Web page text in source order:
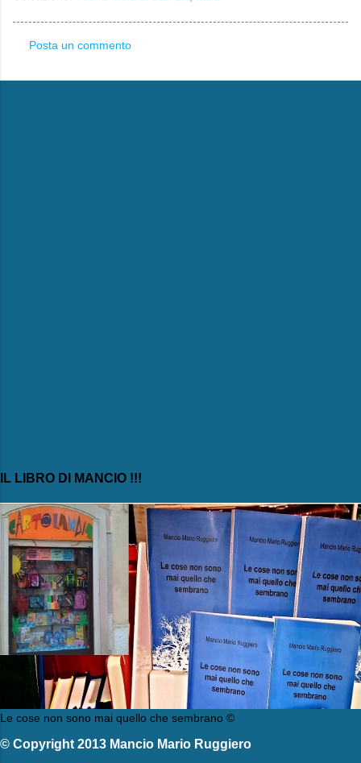
o
Posta un commento
IL LIBRO DI MANCIO !!!
Le cose non sono mai quello che sembrano ©
© Copyright 2013 Mancio Mario Ruggiero